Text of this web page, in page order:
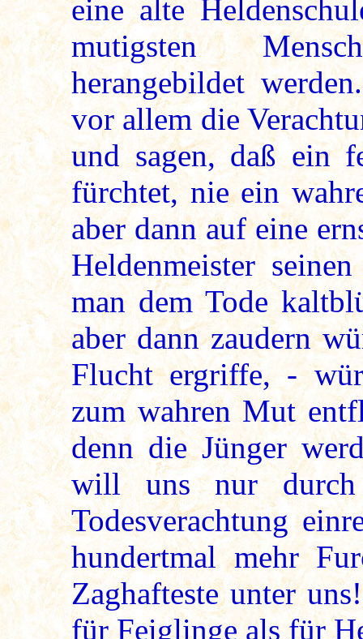
eine alte
mutigsten
herangebildet
vor allem die
und sagen, daß ein
fürchtet, nie ein
aber dann auf eine
Heldenmeister
man dem Tode
aber dann zaudern
Flucht ergriffe, -
zum wahren Mut
denn die Jünger
will uns nur durch
Todesverachtung
hundertmal mehr
Zaghafteste unter
für Feiglinge als für